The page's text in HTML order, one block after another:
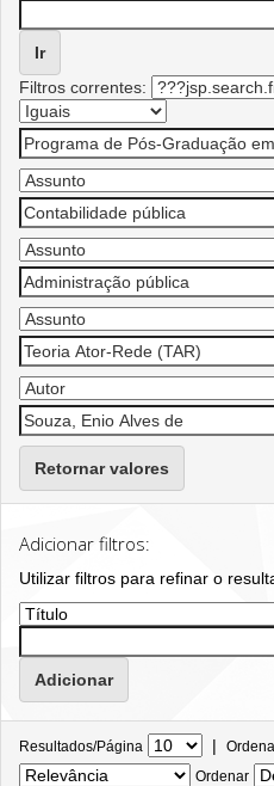
Filtros correntes:
Retornar valores
Adicionar filtros:
Utilizar filtros para refinar o
Resultados/Página |
Ordenar